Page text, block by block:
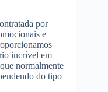
por
e
incrível em
normalmente
do tipo